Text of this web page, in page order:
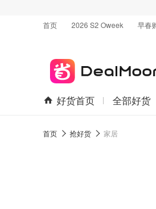
首页
2026 S2 Oweek 早春
好货首页 全部好货
首页 抢好货 家居